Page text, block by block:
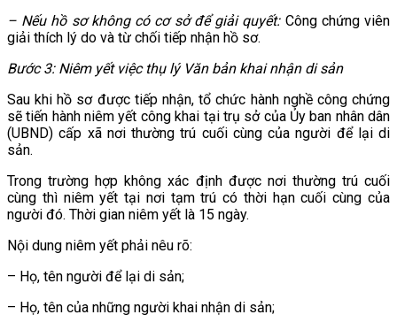
– Nếu hồ sơ không có cơ sở để giải quyết:Công chứng viên
giải thích lý do và từ chối tiếp nhận hồ sơ.
Bước 3: Niêm yết việc thụ lý Văn bản khai nhận di sản
Sau khi hồ sơ được tiếp nhận, tổ chức hành nghề công chứng
sẽ tiến hành niêm yết công khai tại trụ sở của Ủy ban nhân dân
(UBND) cấp xã nơi thường trú cuối cùng của người để lại di
sản.
Trong trường hợp không xác định được nơi thường trú cuối
cùng thì niêm yết tại nơi tạm trú có thời hạn cuối cùng của
người đó. Thời gian niêm yết là 15 ngày.
Nội dung niêm yết phải nêu rõ:
– Họ, tên người để lại di sản;
– Họ, tên của những người khai nhận di sản;